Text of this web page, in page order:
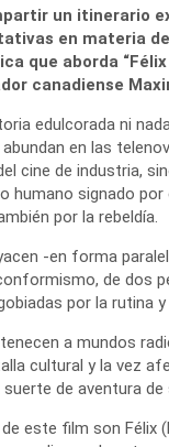
un itinerario
en materia
que aborda “Félix
canadiense
edulcorada ni
en las
cine de industria,
humano signado
por la rebeldía.
-en forma
de dos
por la rutina y
a mundos
cultural y la vez
de aventura de
este film son Félix